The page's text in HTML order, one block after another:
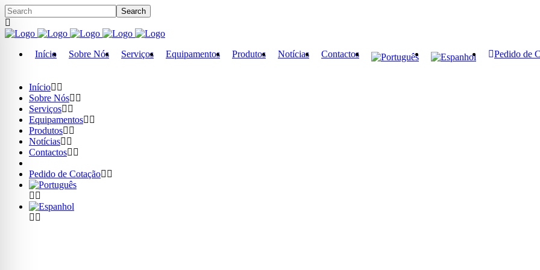
Início Sobre Nós Serviços Equipamentos Produtos Notícias Contactos Pedido de
Início
Sobre Nós
Serviços
Equipamentos
Produtos
Notícias
Contactos
Pedido de Cotação